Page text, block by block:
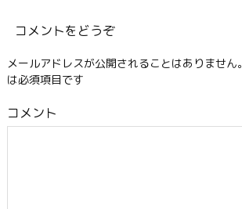
コメントをどうぞ
メールアドレスが公開されることはありません。
は必須項目です
コメント